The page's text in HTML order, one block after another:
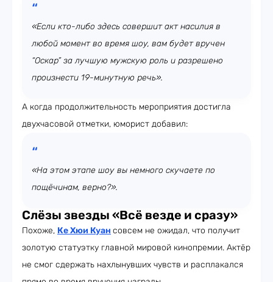
«Если кто-либо здесь совершит акт насилия в
любой момент во время шоу, вам будет вручен
“Оскар” за лучшую мужскую роль и разрешено
произнести 19-минутную речь».
А когда продолжительность мероприятия достигла
двухчасовой отметки, юморист добавил:
«На этом этапе шоу вы немного скучаете по
пощёчинам, верно?».
Слёзы звезды «Всё везде и сразу»
Похоже, Ке Хюи Куан совсем не ожидал, что получит
золотую статуэтку главной мировой кинопремии. Актёр
не смог сдержать нахлынувших чувств и расплакался